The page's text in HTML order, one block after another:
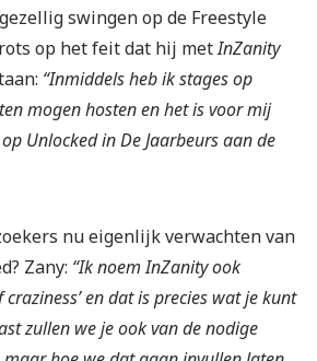
swingen op de Freestyle
op het feit dat hij metInZanity
“Inmiddels heb ik stages op
mogen hosten en het is voor mij
Unlocked in De Jaarbeurs aan de
nu eigenlijk verwachten van
Zany: “Ik noem InZanity ook
craziness’ en dat is precies wat je kunt
zullen we je ook van de nodige